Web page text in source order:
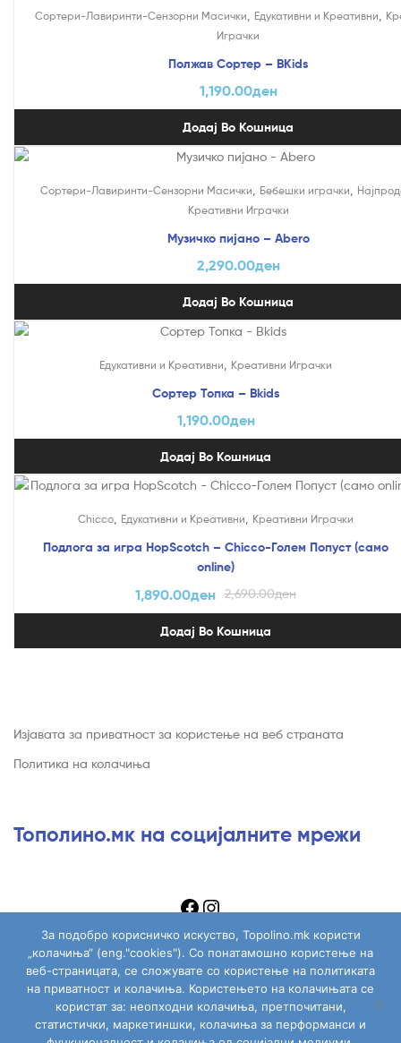
Сортери-Лавиринти-Сензорни Масички Едукативни и Креативни
Играчки
Полжав Сортер – BKids
1,190.00ден
Додај Во Кошница
Сортери-Лавиринти-Сензорни Масички Бебешки играчки
Креативни Играчки
Музичко пијано – Abero
2,290.00ден
Додај Во Кошница
Едукативни и Креативни Креативни Играчки
Сортер Топка – Bkids
1,190.00ден
Додај Во Кошница
Chicco, Едукативни и Креативни, Креативни Играчки
Подлога за игра HopScotch – Chicco-Голем Попуст (само
online)
2,690.00ден
1,890.00ден
Додај Во Кошница
Изјавата за приватност за користење на веб страната
Политика на колачиња
Тополино.мк на социјалните мрежи
Topolino.mk
За подобро корисничко искуство, Topolino.mk користи
„колачиња“ (eng."cookies"). Со понатамошно користење на
веб-страницата, се сложувате со користење на политиката
на приватност и колачиња. Користењето на колачињата се
користат за: неопходни колачиња, претпочитани,
статистички, маркетиншки, колачиња за перформанси и